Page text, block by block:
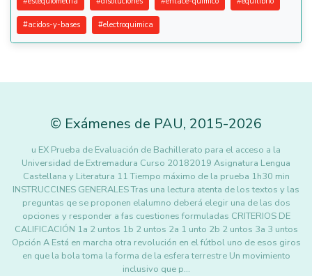
#acidos-y-bases #electroquimica
© Exámenes de PAU, 2015-2026
u EX Prueba de Evaluación de Bachillerato para el acceso a la
Universidad de Extremadura Curso 20182019 Asignatura Lengua
Castellana y Literatura 11 Tiempo máximo de la prueba 1h30 min
INSTRUCClNES GENERALES Tras una lectura atenta de los textos y las
preguntas qe se proponen elalumno deberá elegir una de las dos
opciones y responder a fas cuestiones formuladas CRITERIOS DE
CALIFICACIÓN 1a 2 untos 1b 2 untos 2a 1 unto 2b 2 untos 3a 3 untos
Opción A Está en marcha otra revolución en el fútbol uno de esos giros
en que la bola toma la forma de la esfera terrestre Un movimiento
inclusivo que p…